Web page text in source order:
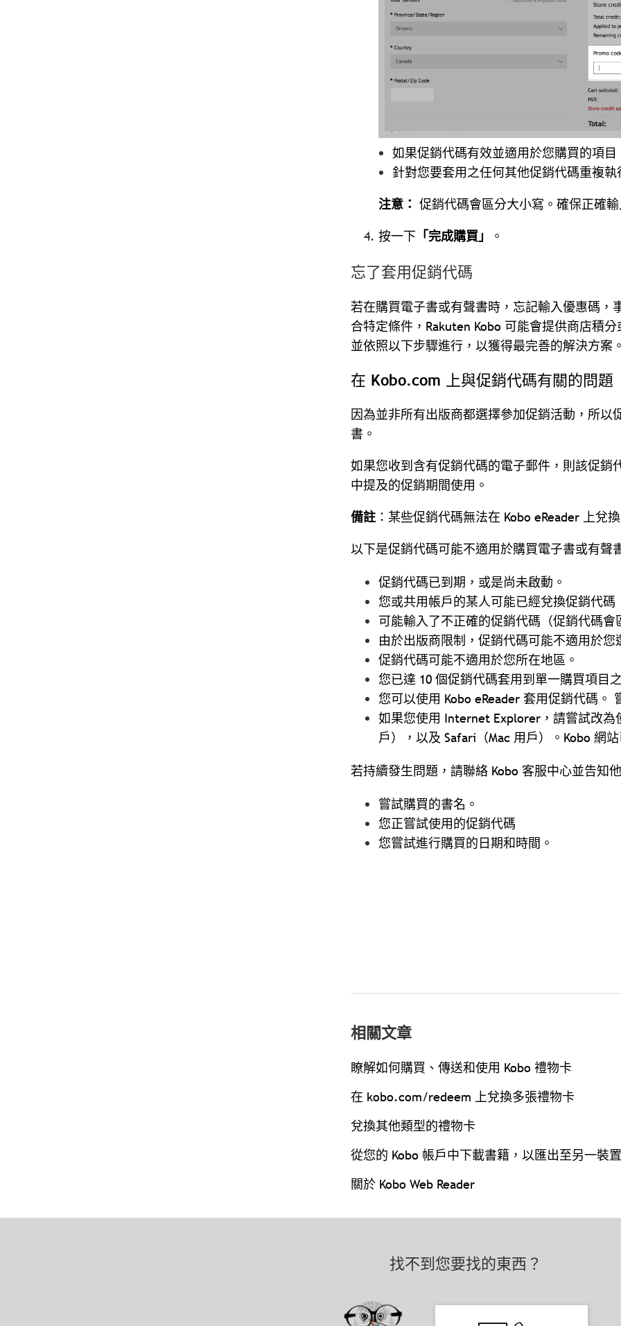
如果促銷代碼有效並適用於您購買的項
針對您要套用之任何其他促銷代碼重複
注意： 促銷代碼會區分大小寫。確保正確
按一下 「完成購買」 。
忘了套用促銷代碼
若在購買電子書或有聲書時，忘記輸入優惠碼
合特定條件，Rakuten Kobo 可能會提供商店積
並依照以下步驟進行，以獲得最完善的解決方案
在 Kobo.com 上與促銷代碼有關的問題
因為並非所有出版商都選擇參加促銷活動，所
書。
如果您收到含有促銷代碼的電子郵件，則該促
中提及的促銷期間使用。
備註 ：某些促銷代碼無法在 Kobo eReader 上兌
以下是促銷代碼可能不適用於購買電子書或有聲
促銷代碼已到期，或是尚未啟動。
您或共用帳戶的某人可能已經兌換促銷代
可能輸入了不正確的促銷代碼（促銷代碼
由於出版商限制，促銷代碼可能不適用於
促銷代碼可能不適用於您所在地區。
您已達 10 個促銷代碼套用到單一購買項目
您可以使用 Kobo eReader 套用促銷代碼。
如果您使用 Internet Explorer，請嘗試改為
戶），以及 Safari（Mac 用戶）。Kobo 網
若持續發生問題，請聯絡 Kobo 客服中心並告知
嘗試購買的書名。
您正嘗試使用的促銷代碼
您嘗試進行購買的日期和時間。
相關文章
瞭解如何購買、傳送和使用 Kobo 禮物卡
在 kobo.com/redeem 上兌換多張禮物卡
兌換其他類型的禮物卡
從您的 Kobo 帳戶中下載書籍，以匯出至另一裝
關於 Kobo Web Reader
找不到您要找的東西？